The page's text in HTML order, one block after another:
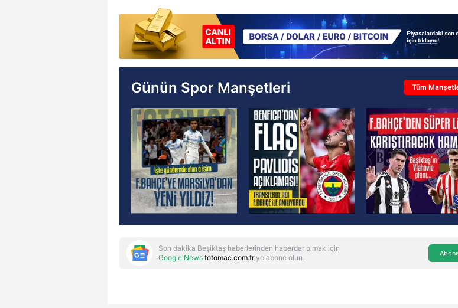
Günün Spor Manşetleri Tüm
Son dakika Beşiktaş haberlerinden haberdar olmak için
Google News fotomac.com.tr'ye abone olun.